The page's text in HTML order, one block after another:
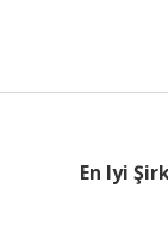
En Iyi